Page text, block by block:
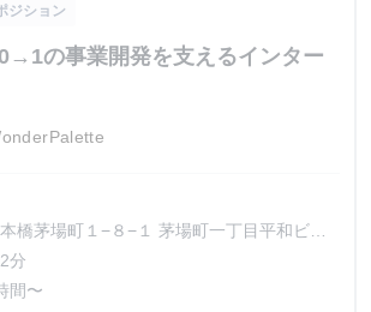
ジション
0→1の事業開発を支えるインター
橋茅場町１−８−１ 茅場町一丁目平和ビル
分
間〜